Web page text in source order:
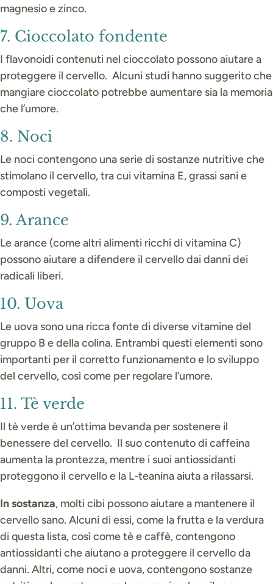
magnesio e zinco.
7. Cioccolato fondente
I flavonoidi contenuti nel cioccolato possono aiutare a
proteggere il cervello. Alcuni studi hanno suggerito che
mangiare cioccolato potrebbe aumentare sia la memoria
che l’umore.
8. Noci
Le noci contengono una serie di sostanze nutritive che
stimolano il cervello, tra cui vitamina E, grassi sani e
composti vegetali.
9. Arance
Le arance (come altri alimenti ricchi di vitamina C)
possono aiutare a difendere il cervello dai danni dei
radicali liberi.
10. Uova
Le uova sono una ricca fonte di diverse vitamine del
gruppo B e della colina. Entrambi questi elementi sono
importanti per il corretto funzionamento e lo sviluppo
del cervello, così come per regolare l’umore.
11. Tè verde
Il tè verde è un’ottima bevanda per sostenere il
benessere del cervello. Il suo contenuto di caffeina
aumenta la prontezza, mentre i suoi antiossidanti
proteggono il cervello e la L-teanina aiuta a rilassarsi.
In sostanza, molti cibi possono aiutare a mantenere il
cervello sano. Alcuni di essi, come la frutta e la verdura
di questa lista, così come tè e caffè, contengono
antiossidanti che aiutano a proteggere il cervello da
danni. Altri, come noci e uova, contengono sostanze